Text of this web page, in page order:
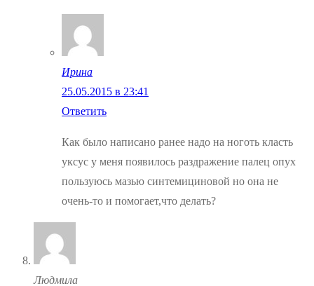
Ирина
25.05.2015 в 23:41
Ответить
Как было написано ранее надо на ноготь класть
уксус у меня появилось раздражение палец опух
пользуюсь мазью синтемициновой но она не
очень-то и помогает,что делать?
Людмила